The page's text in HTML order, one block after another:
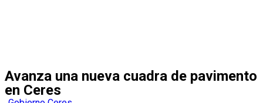
Avanza una nueva cuadra de pavimento
en Ceres